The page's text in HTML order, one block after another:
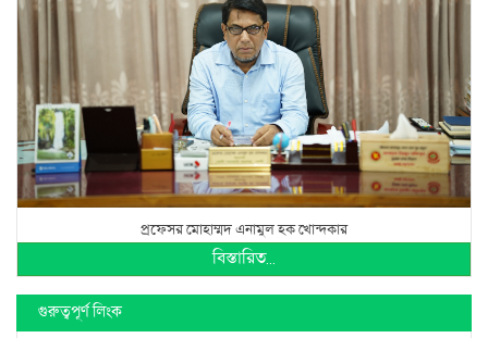
প্রফেসর মোহাম্মদ এনামুল হক খোন্দকার
বিস্তারিত...
গুরুত্বপূর্ণ লিংক